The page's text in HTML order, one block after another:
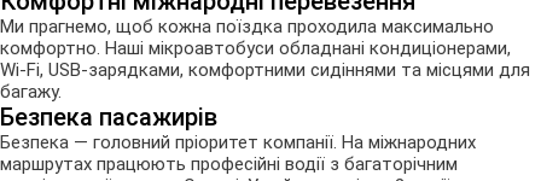
Ми прагнемо, щоб кожна поїздка проходила максимально
комфортно. Наші мікроавтобуси обладнані кондиціонерами,
Wi-Fi, USB-зарядками, комфортними сидіннями та місцями для
багажу.
Безпека пасажирів
Безпека — головний пріоритет компанії. На міжнародних
маршрутах працюють професійні водії з багаторічним